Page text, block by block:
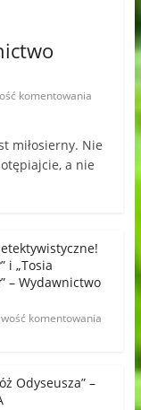
komentowania
miłosierny. Nie
a nie
i „Tosia
– Wydawnictwo
komentowania
Odyseusza” –